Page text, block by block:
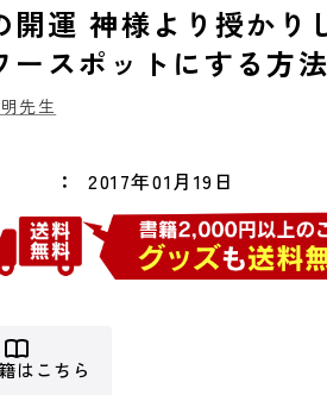
開運 神様より授かり
ースポットにする方法
先生
2017年01月19日
はこちら